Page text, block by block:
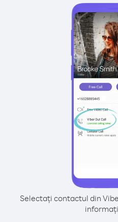
Selectați contactul din